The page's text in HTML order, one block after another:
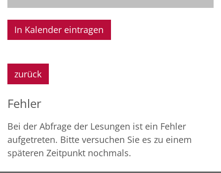
In Kalender eintragen
zurück
Fehler
Bei der Abfrage der Lesungen ist ein Fehler
aufgetreten. Bitte versuchen Sie es zu einem
späteren Zeitpunkt nochmals.